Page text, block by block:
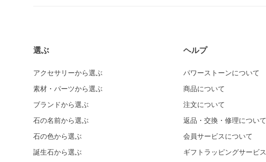
選ぶ
アクセサリーから選ぶ
素材・パーツから選ぶ
ブランドから選ぶ
石の名前から選ぶ
石の色から選ぶ
誕生石から選ぶ
ヘルプ
パワーストーンについて
商品について
注文について
返品・交換・修理について
会員サービスについて
ギフトラッピングサービス